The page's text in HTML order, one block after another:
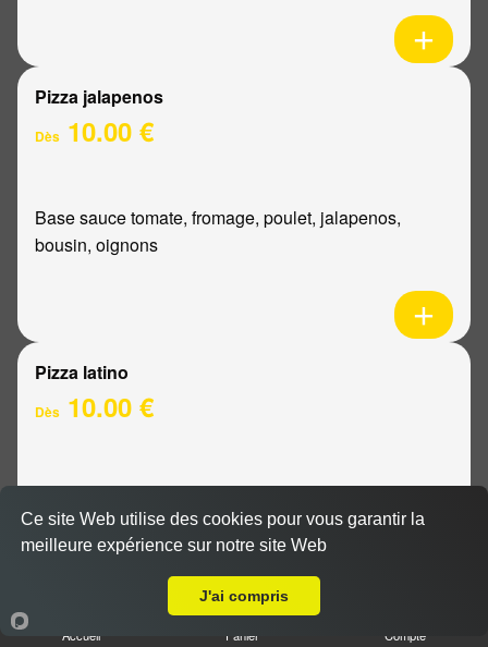
Pizza jalapenos
Dès 10.00 €
Base sauce tomate, fromage, poulet, jalapenos,
bousin, oignons
Pizza latino
Dès 10.00 €
Base sauce tomate, fromage, viande hachée, oignons,
sauce barbecue
Accueil Panier Compte
Ce site Web utilise des cookies pour vous garantir la
meilleure expérience sur notre site Web
J'ai compris